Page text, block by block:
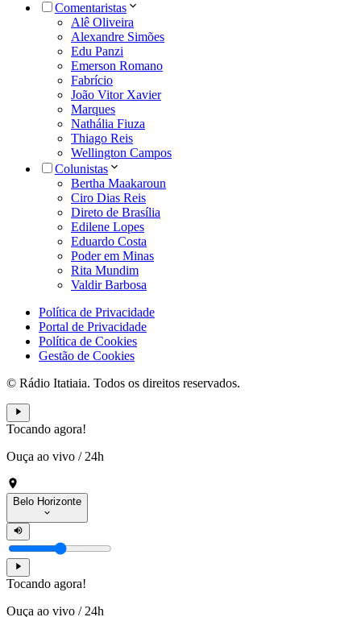
Comentaristas
Alê Oliveira
Alexandre Simões
Edu Panzi
Emerson Romano
Fabrício
João Vitor Xavier
Marques
Nathália Fiuza
Thiago Reis
Wellington Campos
Colunistas
Bertha Maakaroun
Ciro Dias Reis
Direto de Brasília
Edilene Lopes
Eduardo Costa
Poder em Minas
Rita Mundim
Valdir Barbosa
Política de Privacidade
Portal de Privacidade
Política de Cookies
Gestão de Cookies
© Rádio Itatiaia. Todos os direitos reservados.
Tocando agora!
Ouça ao vivo / 24h
Belo Horizonte
Tocando agora!
Ouça ao vivo / 24h